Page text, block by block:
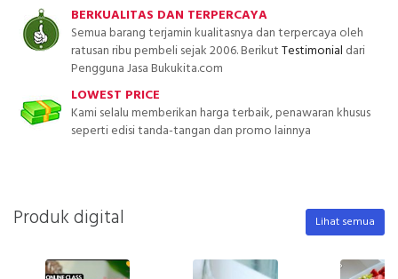
BERKUALITAS DAN TERPERCAYA
Semua barang terjamin kualitasnya dan terpercaya oleh
ratusan ribu pembeli sejak 2006. BerikutTestimonial dari
Pengguna Jasa Bukukita.com
LOWEST PRICE
Kami selalu memberikan harga terbaik, penawaran khusus
seperti edisi tanda-tangan dan promo lainnya
Produk digital Lihat semua